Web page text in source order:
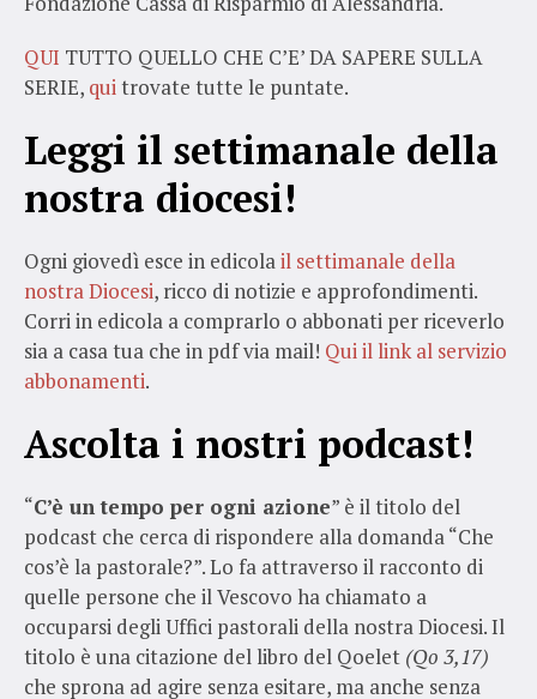
QUI TUTTO QUELLO CHE C’E’ DA SAPERE SULLA
SERIE, quitrovate tutte le puntate.
Leggi il settimanale della
nostra diocesi!
Ogni giovedì esce in edicolail settimanale della
nostra Diocesi, ricco di notizie e approfondimenti.
Corri in edicola a comprarlo o abbonati per riceverlo
sia a casa tua che in pdf via mail! Qui il link al servizio
abbonamenti.
Ascolta i nostri podcast!
“C’è un tempo per ogni azione” è il titolo del
podcast che cerca di rispondere alla domanda “Che
cos’è la pastorale?”. Lo fa attraverso il racconto di
quelle persone che il Vescovo ha chiamato a
occuparsi degli Uffici pastorali della nostra Diocesi. Il
titolo è una citazione del libro del Qoelet (Qo 3,17)
che sprona ad agire senza esitare, ma anche senza